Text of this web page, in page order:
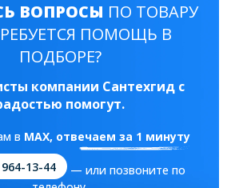
ВОПРОСЫ ПО ТОВАРУ
ПОМОЩЬ В
ПОДБОРЕ?
компании Сантехгид с
помогут.
в MAX, отвечаем за 1 минуту
13-44
— или позвоните по